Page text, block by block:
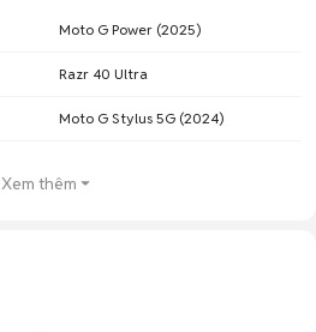
Moto G Power (2025)
Razr 40 Ultra
Moto G Stylus 5G (2024)
Xem thêm